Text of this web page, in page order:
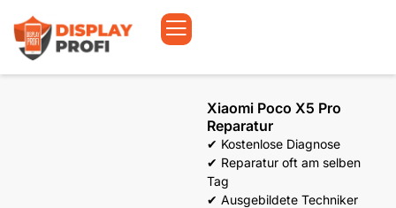
Xiaomi Poco X5 Pro
Reparatur
✔ Kostenlose Diagnose
✔ Reparatur oft am selben
Tag
✔ Ausgebildete Techniker